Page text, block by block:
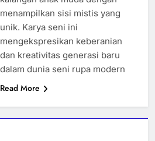
menampilkan sisi mistis yang
unik. Karya seni ini
mengekspresikan keberanian
dan kreativitas generasi baru
dalam dunia seni rupa modern
Read More